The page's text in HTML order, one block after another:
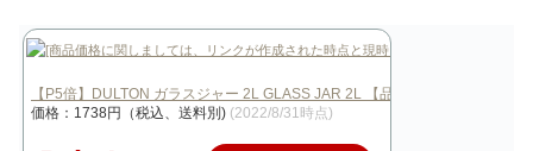
【P5倍】DULTON ガラスジャー 2L GLASS JAR 2L 【品番：1…
価格：1738円（税込、送料別) (2022/8/31時点)